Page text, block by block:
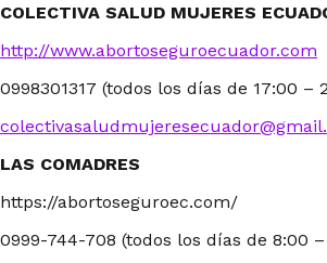
COLECTIVA SALUD MUJERES
http://www.abortoseguroecuador.com
0998301317 (todos los días de 17:00 –
LAS COMADRES
https://abortoseguroec.com/
0999-744-708 (todos los días de 8:00 –